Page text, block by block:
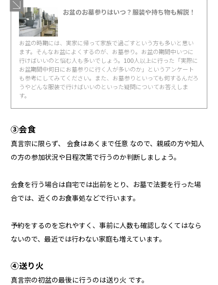
お盆のお墓参りはいつ？服装や持ち物も解説！
お盆の時期には、実家に帰って家族で過ごすという方も多いと思い
ます。そんなお盆によくするのが、お墓参り。お盆の期間中いつに
行けばいいのと悩む人も多いでしょう。100人以上に行った「実際に
お盆期間中何日にお墓参りに行く人が多いのか」というアンケート
も参考にしてみてください。また、お墓参りといっても何するんだろ
うやどんな服装で行けばいいのといった疑問についてお答えしま
す。
③会食
真言宗に限らず、 会食はあくまで任意 なので、親戚の方や知人
の方の参加状況や日程次第で行うのか判断しましょう。
会食を行う場合は自宅では出前をとり、お墓で法要を行った場
合では、近くのお食事処などで行います。
予約をするのを忘れやすく、事前に人数も確認しなくてはなら
ないので、最近では行わない家庭も増えています。
④送り火
真言宗の初盆の最後に行うのは送り火 です。